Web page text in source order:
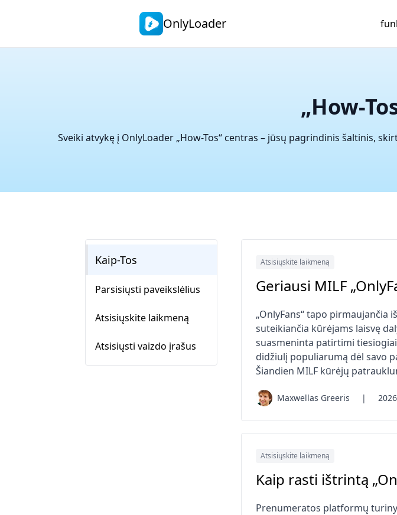
OnlyLoader
„How-
Sveiki atvykę į OnlyLoader „How-Tos“ centras – jūsų pagrindinis šaltinis,
Kaip-Tos
Parsisiųsti paveikslėlius
Atsisiųskite laikmeną
Atsisiųsti vaizdo įrašus
Atsisiųskite laikmeną
Geriausi MILF
„OnlyFans“ tapo
suteikiančia kūrėjams laisvę
suasmeninta patirtimi
didžiulį populiarumą dėl savo
Šiandien MILF kūrėjų
Maxwellas Greeris |
Atsisiųskite laikmeną
Kaip rasti ištrintą
Prenumeratos platformų